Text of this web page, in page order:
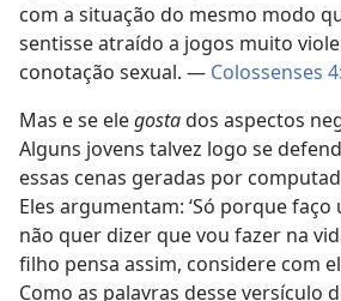
com a situação do mesmo modo
sentisse atraído a jogos muito
conotação sexual. — Colossenses
Mas e se elegostados aspectos
Alguns jovens talvez logo se
essas cenas geradas por
Eles argumentam: ‘Só porque faço
não quer dizer que vou fazer na
filho pensa assim, considere com
Como as palavras desse versículo